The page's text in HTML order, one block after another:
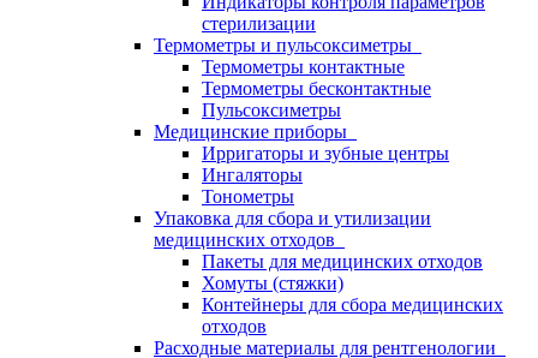
стерилизации
Термометры и пульсоксиметры
Термометры контактные
Термометры бесконтактные
Пульсоксиметры
Медицинские приборы
Ирригаторы и зубные центры
Ингаляторы
Тонометры
Упаковка для сбора и утилизации
медицинских отходов
Пакеты для медицинских отходов
Хомуты (стяжки)
Контейнеры для сбора медицинских
отходов
Расходные материалы для рентгенологии